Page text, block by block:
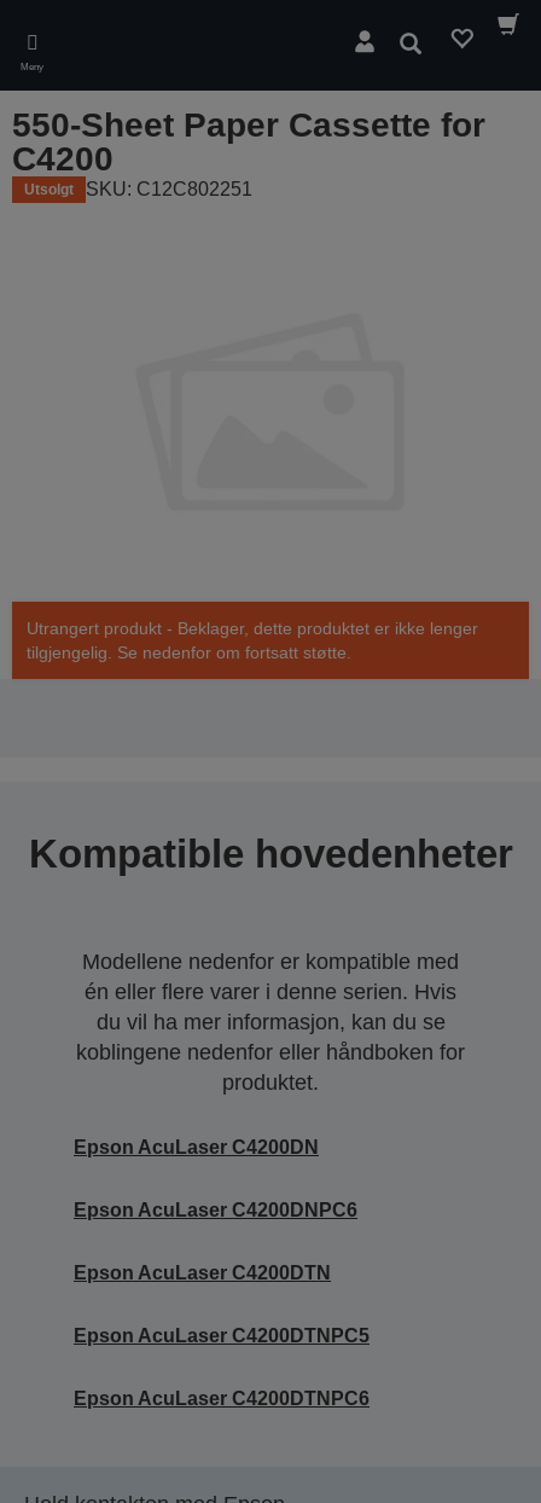
main
content
Meny
Søk
550-Sheet Paper Cassette for
C4200
Utsolgt SKU: C12C802251
Utrangert produkt - Beklager, dette produktet er ikke lenger
tilgjengelig. Se nedenfor om fortsatt støtte.
Kompatible hovedenheter
Modellene nedenfor er kompatible med
én eller flere varer i denne serien. Hvis
du vil ha mer informasjon, kan du se
koblingene nedenfor eller håndboken for
produktet.
Epson AcuLaser C4200DN
Epson AcuLaser C4200DNPC6
Epson AcuLaser C4200DTN
Epson AcuLaser C4200DTNPC5
Epson AcuLaser C4200DTNPC6